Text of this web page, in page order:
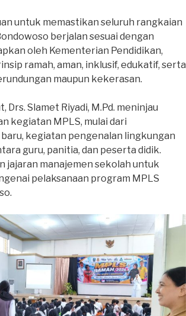
untuk memastikan seluruh rangkaian
berjalan sesuai dengan
oleh Kementerian Pendidikan,
ramah, aman, inklusif, edukatif, serta
maupun kekerasan.
Slamet Riyadi, M.Pd. meninjau
kegiatan MPLS, mulai dari
kegiatan pengenalan lingkungan
guru, panitia, dan peserta didik.
jajaran manajemen sekolah untuk
pelaksanaan program MPLS